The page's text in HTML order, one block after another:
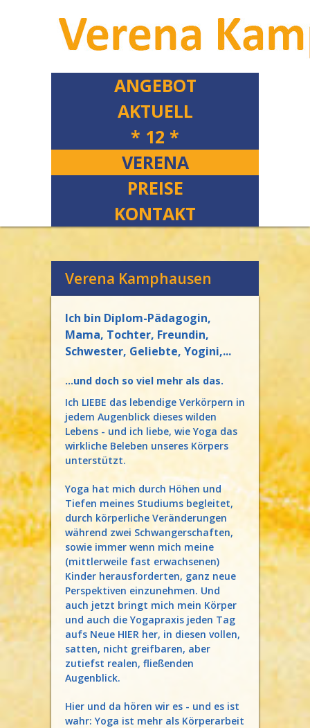
ANGEBOT
AKTUELL
* 12 *
VERENA
PREISE
KONTAKT
Verena Kamphausen
Ich bin Diplom-Pädagogin,
Mama, Tochter, Freundin,
Schwester, Geliebte, Yogini,...
...und doch so viel mehr als das.
Ich LIEBE das lebendige Verkörpern in
jedem Augenblick dieses wilden
Lebens - und ich liebe, wie Yoga das
wirkliche Beleben unseres Körpers
unterstützt.
Yoga hat mich durch Höhen und
Tiefen meines Studiums begleitet,
durch körperliche Veränderungen
während zwei Schwangerschaften,
sowie immer wenn mich meine
(mittlerweile fast erwachsenen)
Kinder herausforderten, ganz neue
Perspektiven einzunehmen. Und
auch jetzt bringt mich mein Körper
und auch die Yogapraxis jeden Tag
aufs Neue HIER her, in diesen vollen,
satten, nicht greifbaren, aber
zutiefst realen, fließenden
Augenblick.
Hier und da hören wir es - und es ist
wahr: Yoga ist mehr als Körperarbeit